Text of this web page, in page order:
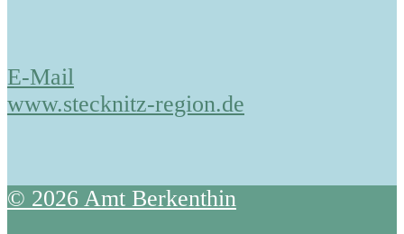
E-Mail
www.stecknitz-region.de
© 2026 Amt Berkenthin